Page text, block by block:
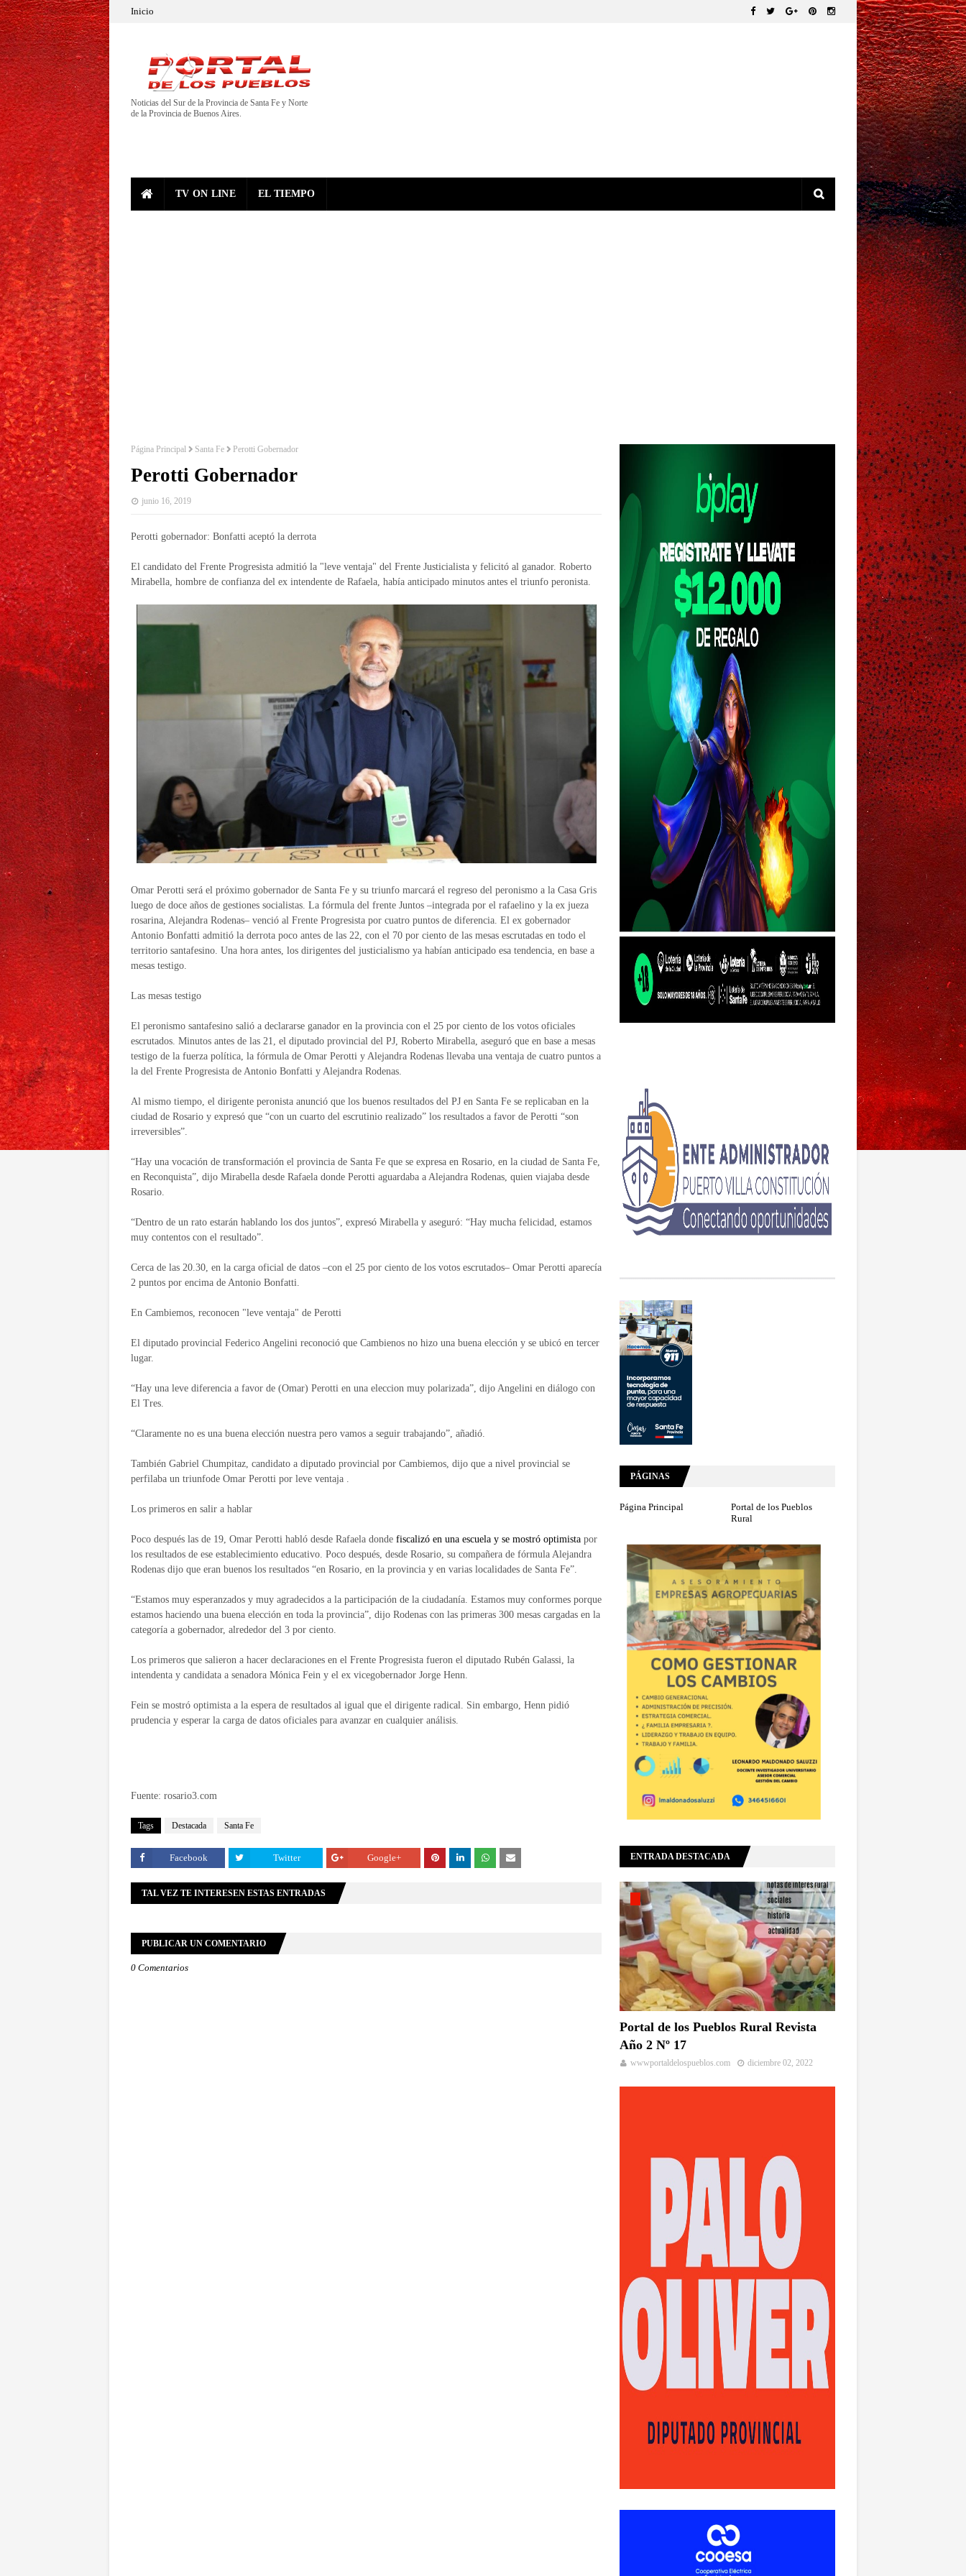
Inicio
Noticias del Sur de la Provincia de Santa Fe y Norte
de la Provincia de Buenos Aires.
TV ON LINE EL TIEMPO
Página Principal Santa Fe Perotti Gobernador
Perotti Gobernador
junio 16, 2019
Perotti gobernador: Bonfatti aceptó la derrota
El candidato del Frente Progresista admitió la "leve ventaja" del Frente Justicialista y felicitó al ganador. Roberto
Mirabella, hombre de confianza del ex intendente de Rafaela, había anticipado minutos antes el triunfo peronista.
Omar Perotti será el próximo gobernador de Santa Fe y su triunfo marcará el regreso del peronismo a la Casa Gris
luego de doce años de gestiones socialistas. La fórmula del frente Juntos –integrada por el rafaelino y la ex jueza
rosarina, Alejandra Rodenas– venció al Frente Progresista por cuatro puntos de diferencia. El ex gobernador
Antonio Bonfatti admitió la derrota poco antes de las 22, con el 70 por ciento de las mesas escrutadas en todo el
territorio santafesino. Una hora antes, los dirigentes del justicialismo ya habían anticipado esa tendencia, en base a
mesas testigo.
Las mesas testigo
El peronismo santafesino salió a declararse ganador en la provincia con el 25 por ciento de los votos oficiales
escrutados. Minutos antes de las 21, el diputado provincial del PJ, Roberto Mirabella, aseguró que en base a mesas
testigo de la fuerza política, la fórmula de Omar Perotti y Alejandra Rodenas llevaba una ventaja de cuatro puntos a
la del Frente Progresista de Antonio Bonfatti y Alejandra Rodenas.
Al mismo tiempo, el dirigente peronista anunció que los buenos resultados del PJ en Santa Fe se replicaban en la
ciudad de Rosario y expresó que “con un cuarto del escrutinio realizado” los resultados a favor de Perotti “son
irreversibles”.
“Hay una vocación de transformación el provincia de Santa Fe que se expresa en Rosario, en la ciudad de Santa Fe,
en Reconquista”, dijo Mirabella desde Rafaela donde Perotti aguardaba a Alejandra Rodenas, quien viajaba desde
Rosario.
“Dentro de un rato estarán hablando los dos juntos”, expresó Mirabella y aseguró: “Hay mucha felicidad, estamos
muy contentos con el resultado”.
Cerca de las 20.30, en la carga oficial de datos –con el 25 por ciento de los votos escrutados– Omar Perotti aparecía
2 puntos por encima de Antonio Bonfatti.
En Cambiemos, reconocen "leve ventaja" de Perotti
El diputado provincial Federico Angelini reconoció que Cambienos no hizo una buena elección y se ubicó en tercer
lugar.
“Hay una leve diferencia a favor de (Omar) Perotti en una eleccion muy polarizada”, dijo Angelini en diálogo con
El Tres.
“Claramente no es una buena elección nuestra pero vamos a seguir trabajando”, añadió.
También Gabriel Chumpitaz, candidato a diputado provincial por Cambiemos, dijo que a nivel provincial se
perfilaba un triunfode Omar Perotti por leve ventaja .
Los primeros en salir a hablar
Poco después las de 19, Omar Perotti habló desde Rafaela donde fiscalizó en una escuela y se mostró optimista por
los resultados de ese establecimiento educativo. Poco después, desde Rosario, su compañera de fórmula Alejandra
Rodenas dijo que eran buenos los resultados “en Rosario, en la provincia y en varias localidades de Santa Fe”.
“Estamos muy esperanzados y muy agradecidos a la participación de la ciudadanía. Estamos muy conformes porque
estamos haciendo una buena elección en toda la provincia”, dijo Rodenas con las primeras 300 mesas cargadas en la
categoría a gobernador, alrededor del 3 por ciento.
Los primeros que salieron a hacer declaraciones en el Frente Progresista fueron el diputado Rubén Galassi, la
intendenta y candidata a senadora Mónica Fein y el ex vicegobernador Jorge Henn.
Fein se mostró optimista a la espera de resultados al igual que el dirigente radical. Sin embargo, Henn pidió
prudencia y esperar la carga de datos oficiales para avanzar en cualquier análisis.
Fuente: rosario3.com
Tags Destacada Santa Fe
Facebook Twitter Google+
TAL VEZ TE INTERESEN ESTAS ENTRADAS
PUBLICAR UN COMENTARIO
0 Comentarios
PÁGINAS
Página Principal
Portal de los Pueblos
Rural
ENTRADA DESTACADA
Portal de los Pueblos Rural Revista
Año 2 Nº 17
wwwportaldelospueblos.com diciembre 02, 2022